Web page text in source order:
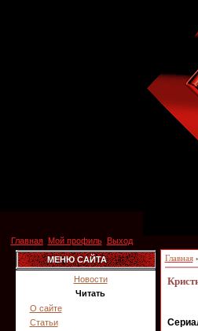
Главная| Мой профиль| Выход
МЕНЮ САЙТА
Новости
Читать
О сайте
Статьи
Главная